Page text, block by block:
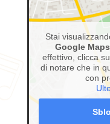
Stai
Google Maps
effettivo, clicca
di notare che in
con